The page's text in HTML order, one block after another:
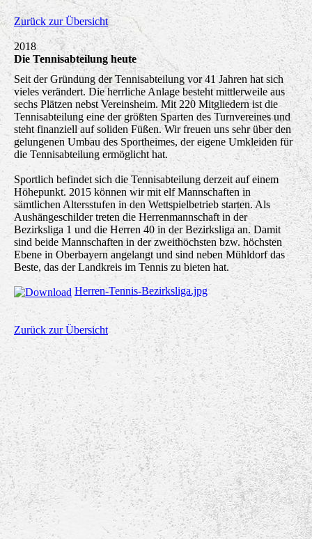
Zurück zur Übersicht
2018
Die Tennisabteilung heute
Seit der Gründung der Tennisabteilung vor 41 Jahren hat sich
vieles verändert. Die herrliche Anlage besteht mittlerweile aus
sechs Plätzen nebst Vereinsheim. Mit 220 Mitgliedern ist die
Tennisabteilung eine der größten Sparten des Turnvereines und
steht finanziell auf soliden Füßen. Wir freuen uns sehr über den
gelungenen Umbau des Sportheimes, der eigene Umkleiden für
die Tennisabteilung ermöglicht hat.
Sportlich befindet sich die Tennisabteilung derzeit auf einem
Höhepunkt. 2015 können wir mit elf Mannschaften in
sämtlichen Altersstufen in den Wettspielbetrieb starten. Als
Aushängeschilder treten die Herrenmannschaft in der
Bezirksliga 1 und die Herren 40 in der Bezirksliga an. Damit
sind beide Mannschaften in der zweithöchsten bzw. höchsten
Ebene in Oberbayern angelangt und sind neben Mühldorf das
Beste, das der Landkreis im Tennis zu bieten hat.
Herren-Tennis-Bezirksliga.jpg
Zurück zur Übersicht